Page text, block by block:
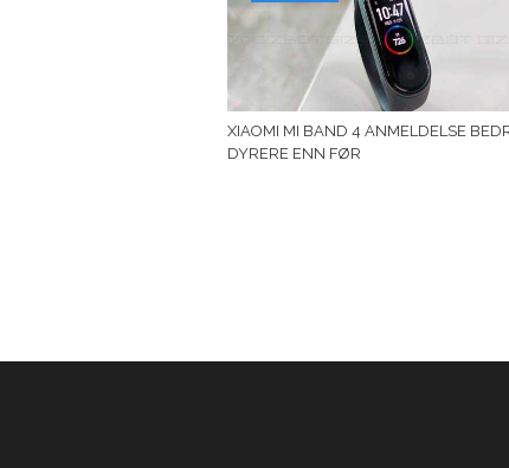
XIAOMI MI BAND 4 ANMELDELSE
DYRERE ENN FØR